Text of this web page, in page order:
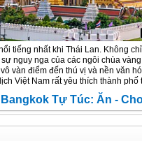
tiếng nhất khi Thái Lan. Không
nguy nga của các ngôi chùa
vàn điểm đến thú vị và nền văn
Việt Nam rất yêu thích thành phố
đi rất phải chăng. Tuy nhiên,
đầu tiên du lịch Bangkok thì bạn
chuyến đi tràn ngập niềm vui.
Tự Túc: Ăn -